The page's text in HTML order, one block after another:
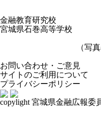
金融教育研究校
宮城県石巻高等学校
（写真は宮城県
お問い合わせ・ご意見
サイトのご利用について
プライバシーポリシー
copylight 宮城県金融広報委